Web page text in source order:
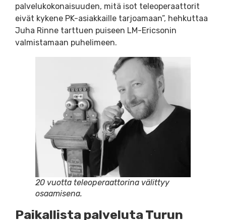
palvelukokonaisuuden, mitä isot teleoperaattorit
eivät kykene PK-asiakkaille tarjoamaan”, hehkuttaa
Juha Rinne tarttuen puiseen LM-Ericsonin
valmistamaan puhelimeen.
20 vuotta teleoperaattorina välittyy
osaamisena.
Paikallista palveluta Turun